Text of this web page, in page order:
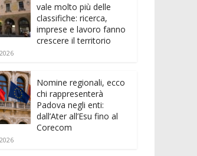
vale molto più delle
classifiche: ricerca,
imprese e lavoro fanno
crescere il territorio
Nomine regionali, ecco
chi rappresenterà
Padova negli enti:
dall’Ater all’Esu fino al
Corecom